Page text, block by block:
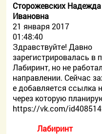
Сторожевских Надежда
Ивановна
21 января 2017
01:48:40
Здравствуйте! Давно
зарегистрировалась в
Лабиринт, но не
направлении. Сейчас
е добавляется ссылка
через которую
https://vk.com/
Лабиринт